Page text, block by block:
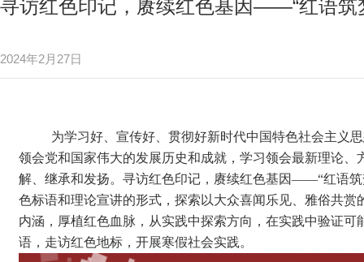
寻访红色印记，赓续红色基因——“红语筑
2024年2月27日
为学习好、宣传好、贯彻好新时代中国特色社会主义
领会党和国家伟大的发展历史和成就，学习领会最新理论
解、继承和发扬。寻访红色印记，赓续红色基因——“红语
色标语和理论宣讲的形式，探索以大众喜闻乐见、雅俗共
内涵，厚植红色血脉，从实践中探索方向，在实践中验证
语，走访红色地标，开展寒假社会实践。